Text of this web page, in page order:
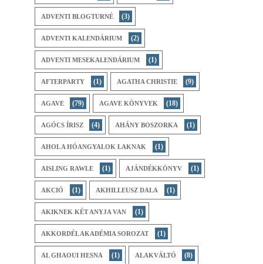
ADVENTI BLOGTURNÉ (3)
ADVENTI KALENDÁRIUM (2)
ADVENTI MESEKALENDÁRIUM (1)
AFTERPARTY (1) AGATHA CHRISTIE (9)
AGAVE (79) AGAVE KÖNYVEK (18)
AGÓCS ÍRISZ (4) AHÁNY BOSZORKA (1)
AHOL A HÓANGYALOK LAKNAK (1)
AISLING RAWLE (1) AJÁNDÉKKÖNYV (1)
AKCIÓ (1) AKHILLEUSZ DALA (1)
AKIKNEK KÉT ANYJA VAN (1)
AKKORDÉL AKADÉMIA SOROZAT (1)
AL GHAOUI HESNA (1) ALAKVÁLTÓ (8)